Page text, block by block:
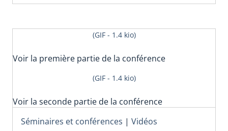
(GIF - 1.4 kio)
Voir la première partie de la conférence
(GIF - 1.4 kio)
Voir la seconde partie de la conférence
Séminaires et conférences | Vidéos